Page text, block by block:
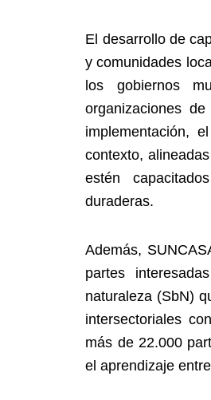
El desarrollo de
y comunidades
los gobiernos
organizaciones
implementación,
contexto,
estén
duraderas.
Además,
partes
naturaleza (SbN)
intersectoriales
más de 22.000
el aprendizaje